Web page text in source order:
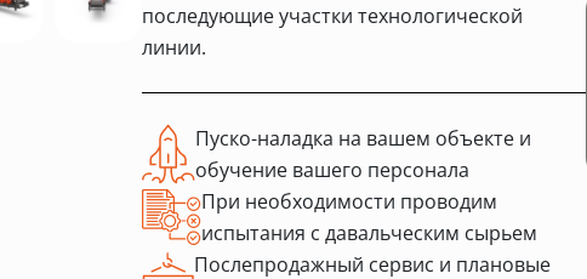
последующие участки технологической
линии.
Пуско-наладка на вашем объекте и
обучение вашего персонала
При необходимости проводим
испытания с давальческим сырьем
Послепродажный сервис и плановые